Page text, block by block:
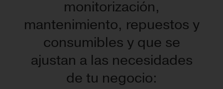
monitorización,
mantenimiento, repuestos y
consumibles y que se
ajustan a las necesidades
de tu negocio: